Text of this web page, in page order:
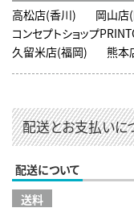
高松店(香川)
岡山店
コンセプトショップ
久留米店(福岡)
熊本
配送とお支払いに
配送について
送料